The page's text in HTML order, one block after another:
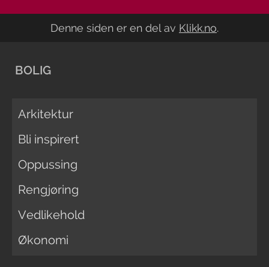
Denne siden er en del av Klikk.no.
BOLIG
Arkitektur
Bli inspirert
Oppussing
Rengjøring
Vedlikehold
Økonomi